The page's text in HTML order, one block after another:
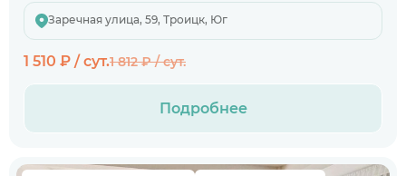
Заречная улица, 59, Троицк, Юг
1 510 ₽ / сут.1 812 ₽ / сут.
Подробнее